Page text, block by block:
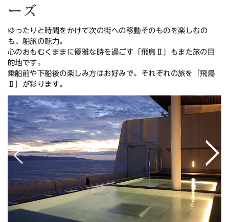
ーズ
ゆったりと時間をかけて次の街への移動そのものを楽しむの
も、船旅の魅力。
心のおもむくままに優雅な時を過ごす「飛鳥Ⅱ」もまた旅の目
的地です。
乗船前や下船後の楽しみ方はお好みで。それぞれの旅を「飛鳥
Ⅱ」が彩ります。
< >